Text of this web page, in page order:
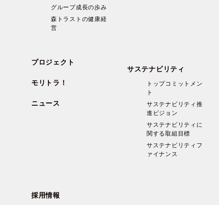
グループ成長の歩み
森トラストの健康経
営
プロジェクト
モリトラ！
ニュース
サステナビリティ
トップコミットメン
ト
サステナビリティ推
進ビジョン
サステナビリティに
関する取組目標
サステナビリティフ
ァイナンス
採用情報